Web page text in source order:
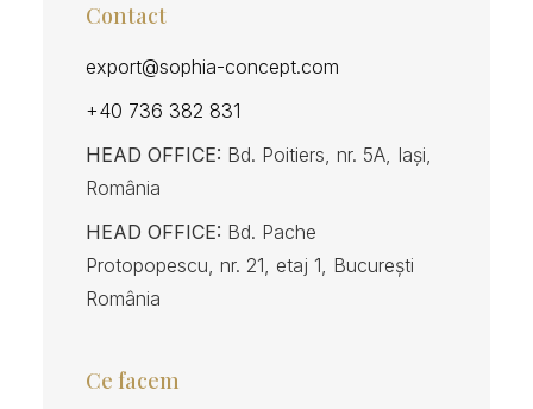
Contact
export@sophia-concept.com
+40 736 382 831
HEAD OFFICE: Bd. Poitiers, nr. 5A, Iași,
România
HEAD OFFICE: Bd. Pache
Protopopescu, nr. 21, etaj 1, București
România
Ce facem